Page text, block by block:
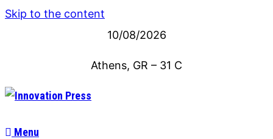
Skip to the content
10/08/2026
Athens, GR – 31 C
Menu